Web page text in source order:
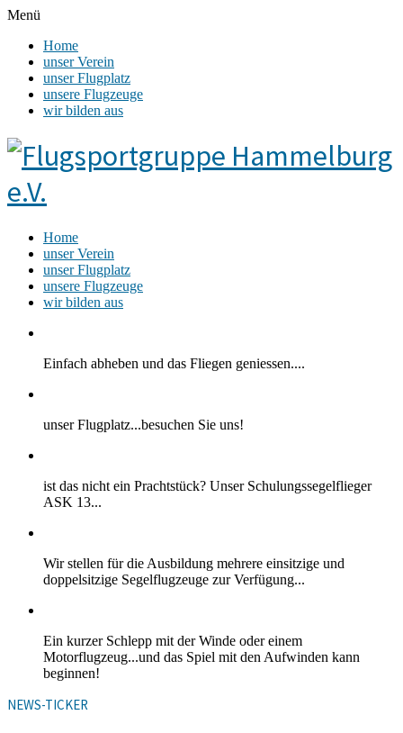
Menü
Home
unser Verein
unser Flugplatz
unsere Flugzeuge
wir bilden aus
Home
unser Verein
unser Flugplatz
unsere Flugzeuge
wir bilden aus
Einfach abheben und das Fliegen geniessen....
unser Flugplatz...besuchen Sie uns!
ist das nicht ein Prachtstück? Unser Schulungssegelflieger
ASK 13...
Wir stellen für die Ausbildung mehrere einsitzige und
doppelsitzige Segelflugzeuge zur Verfügung...
Ein kurzer Schlepp mit der Winde oder einem
Motorflugzeug...und das Spiel mit den Aufwinden kann
beginnen!
NEWS-TICKER